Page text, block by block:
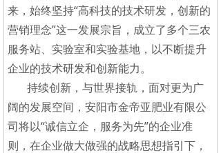
来，始终坚持“高科技的技术研发，创新的
营销理念”这一发展宗旨，成立了多个三农
服务站、实验室和实验基地，以不断提升
企业的技术研发和创新能力。
持续创新，与世界接轨，面对更为广
阔的发展空间，安阳市金帝亚肥业有限公
司将以“诚信立企，服务为先”的企业准
则，在企业做大做强的战略思想指引下，